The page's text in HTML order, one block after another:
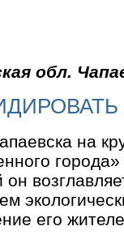
обл.
на
он
его